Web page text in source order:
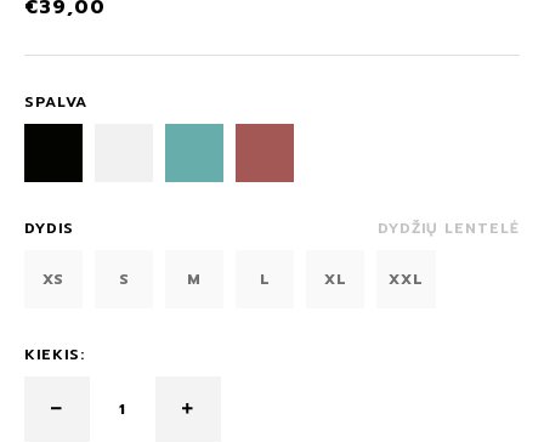
€39,00
SPALVA
DYDIS DYDŽIŲ LENTELĖ
XS S M L XL XXL
KIEKIS: